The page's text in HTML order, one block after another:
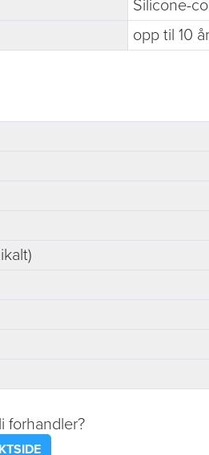
Silicone-
opp til 10
forhandler?